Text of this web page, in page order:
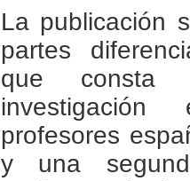
La publicación
partes
que consta
profesores
y una